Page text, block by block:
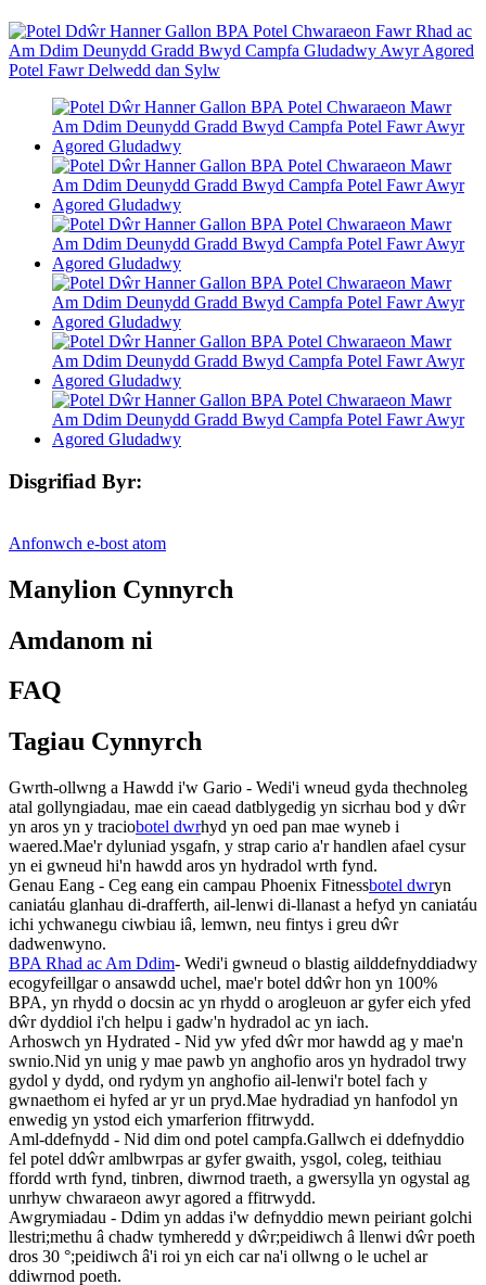
Disgrifiad Byr:
Anfonwch e-bost atom
Manylion Cynnyrch
Amdanom ni
FAQ
Tagiau Cynnyrch
Gwrth-ollwng a Hawdd i'w Gario - Wedi'i wneud gyda thechnoleg
atal gollyngiadau, mae ein caead datblygedig yn sicrhau bod y dŵr
yn aros yn y traciobotel dwrhyd yn oed pan mae wyneb i
waered.Mae'r dyluniad ysgafn, y strap cario a'r handlen afael cysur
yn ei gwneud hi'n hawdd aros yn hydradol wrth fynd.
Genau Eang - Ceg eang ein campau Phoenix Fitnessbotel dwryn
caniatáu glanhau di-drafferth, ail-lenwi di-llanast a hefyd yn caniatáu
ichi ychwanegu ciwbiau iâ, lemwn, neu fintys i greu dŵr
dadwenwyno.
BPA Rhad ac Am Ddim- Wedi'i gwneud o blastig ailddefnyddiadwy
ecogyfeillgar o ansawdd uchel, mae'r botel ddŵr hon yn 100%
BPA, yn rhydd o docsin ac yn rhydd o arogleuon ar gyfer eich yfed
dŵr dyddiol i'ch helpu i gadw'n hydradol ac yn iach.
Arhoswch yn Hydrated - Nid yw yfed dŵr mor hawdd ag y mae'n
swnio.Nid yn unig y mae pawb yn anghofio aros yn hydradol trwy
gydol y dydd, ond rydym yn anghofio ail-lenwi'r botel fach y
gwnaethom ei hyfed ar yr un pryd.Mae hydradiad yn hanfodol yn
enwedig yn ystod eich ymarferion ffitrwydd.
Aml-ddefnydd - Nid dim ond potel campfa.Gallwch ei ddefnyddio
fel potel ddŵr amlbwrpas ar gyfer gwaith, ysgol, coleg, teithiau
ffordd wrth fynd, tinbren, diwrnod traeth, a gwersylla yn ogystal ag
unrhyw chwaraeon awyr agored a ffitrwydd.
Awgrymiadau - Ddim yn addas i'w defnyddio mewn peiriant golchi
llestri;methu â chadw tymheredd y dŵr;peidiwch â llenwi dŵr poeth
dros 30 °;peidiwch â'i roi yn eich car na'i ollwng o le uchel ar
ddiwrnod poeth.